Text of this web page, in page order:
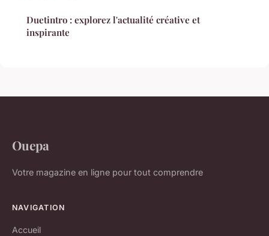
Duetintro : explorez l'actualité créative et
inspirante
Ouepa
Votre magazine en ligne pour tout comprendre
NAVIGATION
Accueil